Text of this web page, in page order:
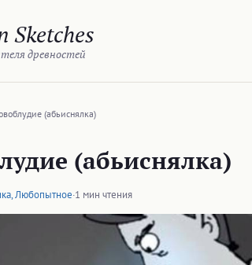
Sketches
древностей
(абьиснялка)
(абьиснялка)
,Любопытное·1 мин чтения